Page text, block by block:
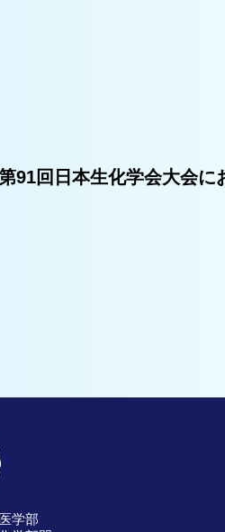
91回日本生化学会大会に
学部